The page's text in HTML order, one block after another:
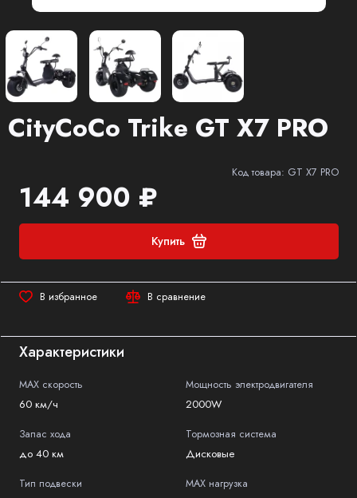
CityCoCo Trike GT X7 PRO
Код товара: GT X7 PRO
144 900 ₽
Купить
В избранное В сравнение
Характеристики
MAX скорость
60 км/ч
Мощность электродвигателя
2000W
Запас хода
до 40 км
Тормозная система
Дисковые
Тип подвески MAX нагрузка